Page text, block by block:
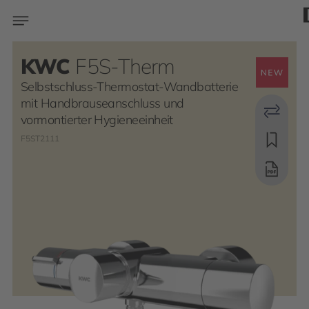
KWC F5S-Therm
Selbstschluss-Thermostat-Wandbatterie
mit Handbrauseanschluss und
vormontierter Hygieneeinheit
F5ST2111